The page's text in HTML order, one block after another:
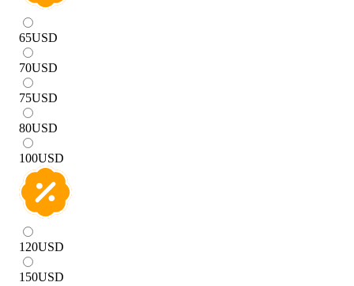
65USD
70USD
75USD
80USD
100USD
120USD
150USD